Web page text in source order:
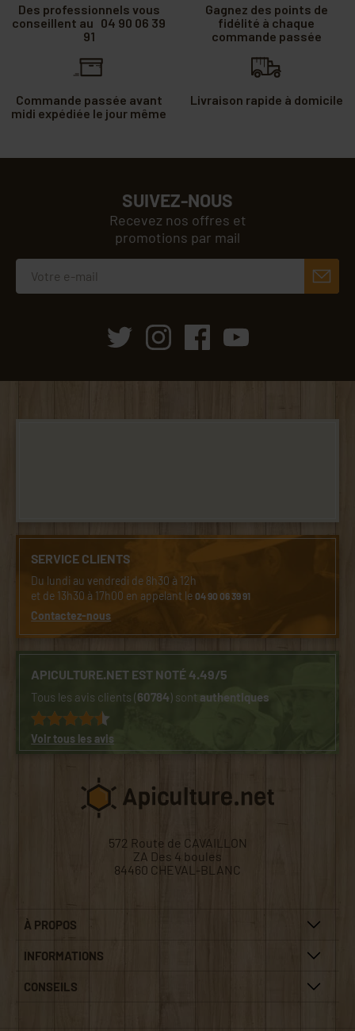
Des professionnels vous
conseillent au 04 90 06 39
91
Gagnez des points de
fidélité à chaque
commande passée
Commande passée avant
midi expédiée le jour même
Livraison rapide à domicile
SUIVEZ-NOUS
Recevez nos offres et
promotions par mail
SERVICE CLIENTS
Du lundi au vendredi de 8h30 à 12h
et de 13h30 à 17h00 en appelant le04 90 06 39 91
Contactez-nous
APICULTURE.NET EST NOTÉ 4.49/5
Tous les avis clients (60784) sontauthentiques
Voir tous les avis
572 Route de CAVAILLON
ZA Des 4 boules
84460 CHEVAL-BLANC
À PROPOS
INFORMATIONS
CONSEILS